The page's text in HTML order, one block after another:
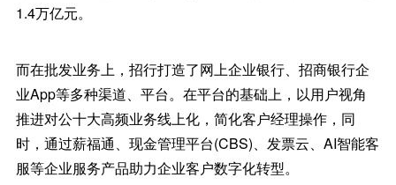
1.4万亿元。
而在批发业务上，招行打造了网上企业银行、招商银行企
业App等多种渠道、平台。在平台的基础上，以用户视角
推进对公十大高频业务线上化，简化客户经理操作，同
时，通过薪福通、现金管理平台(CBS)、发票云、AI智能客
服等企业服务产品助力企业客户数字化转型。